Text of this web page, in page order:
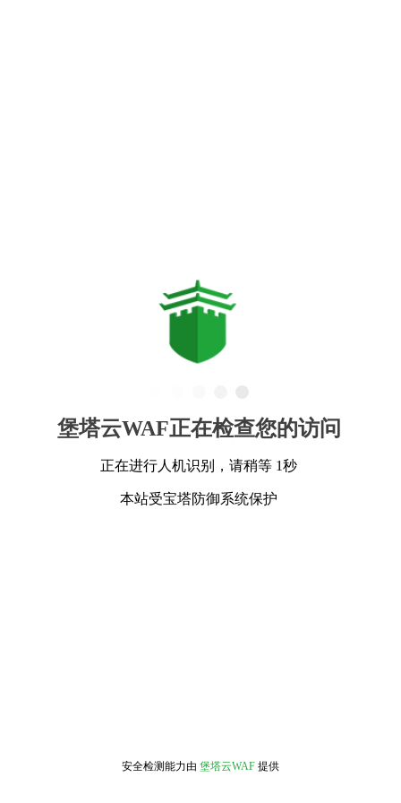
堡塔云WAF正在检查您的访问
正在进行人机识别，请稍等 1秒
本站受宝塔防御系统保护
安全检测能力由 堡塔云WAF 提供